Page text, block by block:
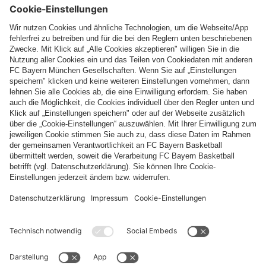
Folge uns
Zahlung & Lieferung
FC Bayern Store App
WIDERRUF